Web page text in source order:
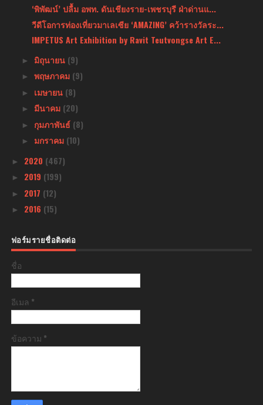
‘พิพัฒน์’ ปลื้ม อพท. ดันเชียงราย-เพชรบุรี ฝ่าด่านแ...
วีดีโอการท่องเที่ยวมาเลเซีย ‘AMAZING’ คว้ารางวัลระ...
IMPETUS Art Exhibition by Ravit Teutvongse Art E...
► มิถุนายน (9)
► พฤษภาคม (9)
► เมษายน (8)
► มีนาคม (20)
► กุมภาพันธ์ (8)
► มกราคม (10)
► 2020 (467)
► 2019 (199)
► 2017 (12)
► 2016 (15)
ฟอร์มรายชื่อติดต่อ
ชื่อ
อีเมล *
ข้อความ *